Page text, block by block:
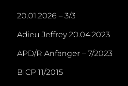
20.01.2026 – 3/3
Adieu Jeffrey 20.04.2023
APD/R Anfänger – 7/2023
BICP 11/2015